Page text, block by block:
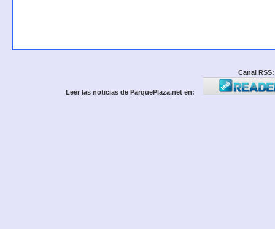
Canal RSS:
Leer las noticias de ParquePlaza.net en: